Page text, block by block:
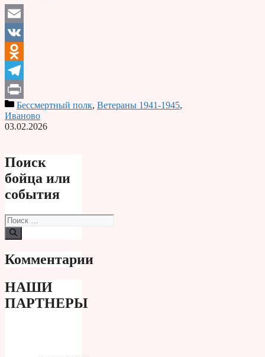
Email
VK
Odnoklassniki
Telegram
PrintБессмертный полк, Ветераны 1941-1945,
Иваново
03.02.2026
Поиск
бойца или
события
Поиск:
Комментарии
НАШИ
ПАРТНЕРЫ